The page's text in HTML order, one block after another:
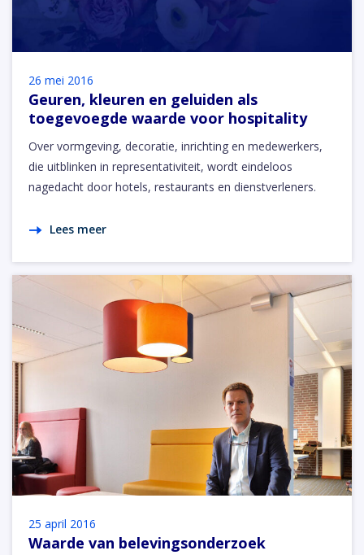
26 mei 2016
Geuren, kleuren en geluiden als
toegevoegde waarde voor hospitality
Over vormgeving, decoratie, inrichting en medewerkers,
die uitblinken in representativiteit, wordt eindeloos
nagedacht door hotels, restaurants en dienstverleners.
Lees meer
25 april 2016
Waarde van belevingsonderzoek